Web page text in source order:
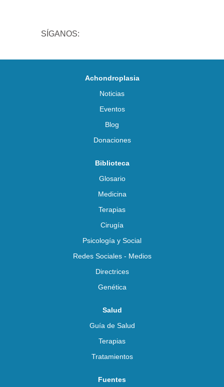
SÍGANOS:
Achondroplasia
Noticias
Eventos
Blog
Donaciones
Biblioteca
Glosario
Medicina
Terapias
Cirugía
Psicología y Social
Redes Sociales - Medios
Directrices
Genética
Salud
Guía de Salud
Terapias
Tratamientos
Fuentes